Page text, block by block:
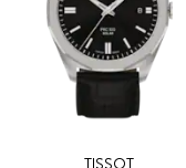
TISSOT